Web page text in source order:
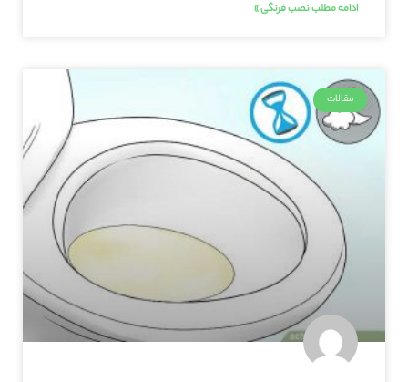
ادامه مطلب نصب فرنگی »
مقالات